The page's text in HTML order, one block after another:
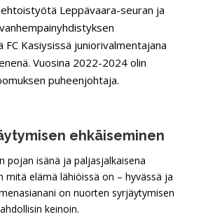
Leppävaara-seuran ja
FC Kasiysissä juniorivalmentajana
Vuosina 2022-2024 olin
puheenjohtaja.
ehkäiseminen
pojan isänä ja paljasjalkaisena
mitä elämä lähiöissä on – hyvässä ja
on nuorten syrjäytymisen
keinoin.